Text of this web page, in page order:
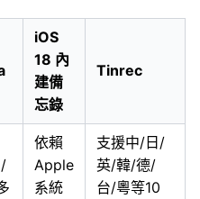
iOS
18 內
建備
忘錄
Tinrec
依賴
Apple
系統
支援中/日/
英/韓/德/
台/粵等10